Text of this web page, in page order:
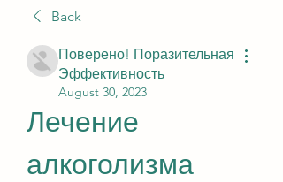
Back
Поверено! Поразительная
Эффективность
August 30, 2023
Лечение
алкоголизма